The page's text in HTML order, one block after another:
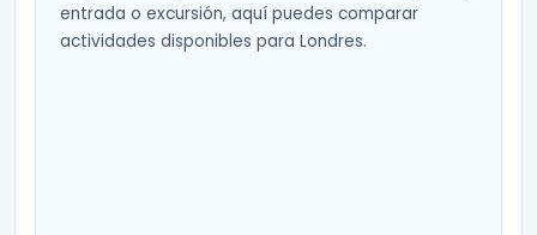
entrada o excursión, aquí puedes comparar
actividades disponibles para Londres.